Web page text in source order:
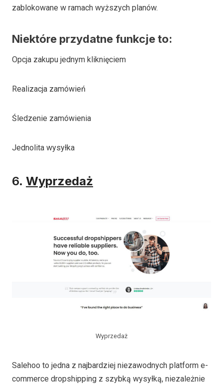
zablokowane w ramach wyższych planów.
Niektóre przydatne funkcje to:
Opcja zakupu jednym kliknięciem
Realizacja zamówień
Śledzenie zamówienia
Jednolita wysyłka
6. Wyprzedaż
Wyprzedaż
Salehoo to jedna z najbardziej niezawodnych platform e-
commerce dropshipping z szybką wysyłką, niezależnie